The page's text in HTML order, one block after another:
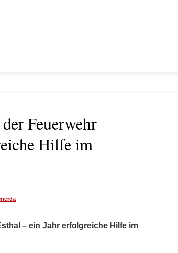
Feuerwehr
Hilfe im
– ein Jahr erfolgreiche Hilfe im